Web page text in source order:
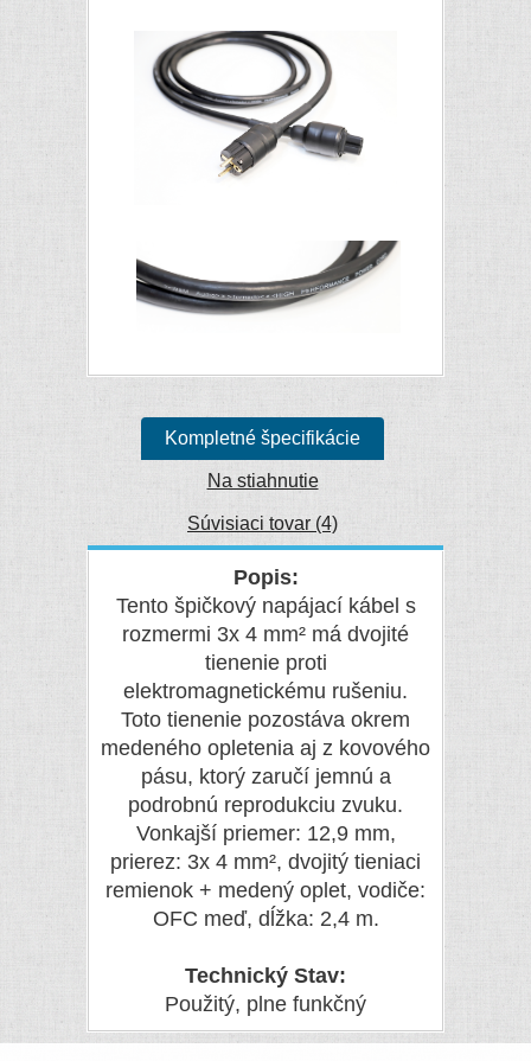
Kompletné špecifikácie
Na stiahnutie
Súvisiaci tovar (4)
Popis:
Tento špičkový napájací kábel s
rozmermi 3x 4 mm² má dvojité
tienenie proti
elektromagnetickému rušeniu.
Toto tienenie pozostáva okrem
medeného opletenia aj z kovového
pásu, ktorý zaručí jemnú a
podrobnú reprodukciu zvuku.
Vonkajší priemer: 12,9 mm,
prierez: 3x 4 mm², dvojitý tieniaci
remienok + medený oplet, vodiče:
OFC meď, dĺžka: 2,4 m.
Technický Stav:
Použitý, plne funkčný